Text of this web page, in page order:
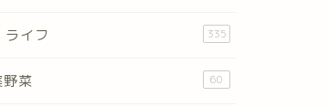
イフ 335
菜 60